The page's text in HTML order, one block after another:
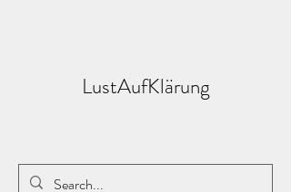
LustAufKlärung